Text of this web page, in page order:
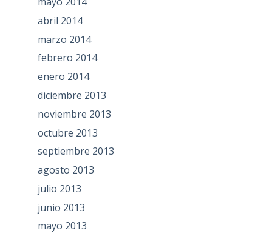
abril 2014
marzo 2014
febrero 2014
enero 2014
diciembre 2013
noviembre 2013
octubre 2013
septiembre 2013
agosto 2013
julio 2013
junio 2013
mayo 2013